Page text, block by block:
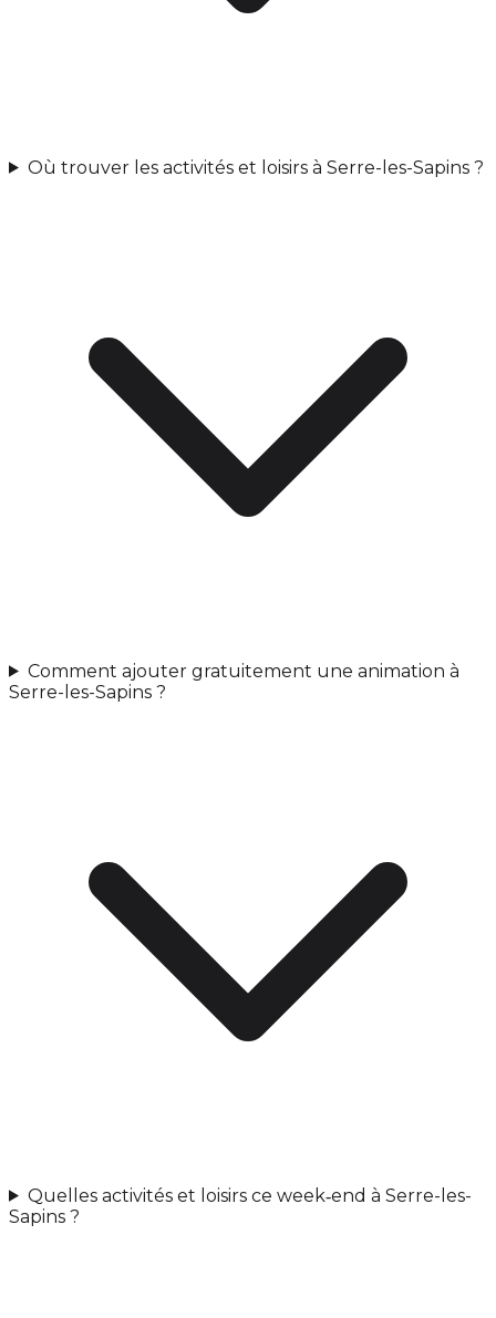
Où trouver les activités et loisirs à Serre-les-Sapins ?
Comment ajouter gratuitement une animation à
Serre-les-Sapins ?
Quelles activités et loisirs ce week‑end à Serre-les-
Sapins ?